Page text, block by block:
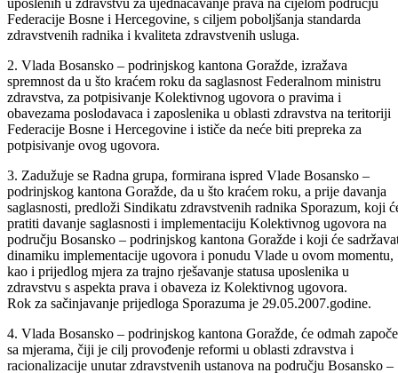
diskusije u kojoj su učestvovali svi prisutni ministri, doneseni
1. Vlada Bosansko – podrinjskog kantona Goražde, podržava
Federacije Bosne i Hercegovine, s ciljem poboljšanja standarda
zdravstvenih radnika i kvaliteta zdravstvenih usluga.
2. Vlada Bosansko – podrinjskog kantona Goražde, izražava
spremnost da u što kraćem roku da saglasnost Federalnom ministru
zdravstva, za potpisivanje Kolektivnog ugovora o pravima i
Federacije Bosne i Hercegovine i ističe da neće biti prepreka za
potpisivanje ovog ugovora.
3. Zadužuje se Radna grupa, formirana ispred Vlade Bosansko –
podrinjskog kantona Goražde, da u što kraćem roku, a prije davanja
saglasnosti, predloži Sindikatu zdravstvenih radnika Sporazum, koji
pratiti davanje saglasnosti i implementaciju Kolektivnog ugovora na
području Bosansko – podrinjskog kantona Goražde i koji će
dinamiku implementacije ugovora i ponudu Vlade u ovom momentu,
zdravstvu s aspekta prava i obaveza iz Kolektivnog ugovora.
Rok za sačinjavanje prijedloga Sporazuma je 29.05.2007.godine.